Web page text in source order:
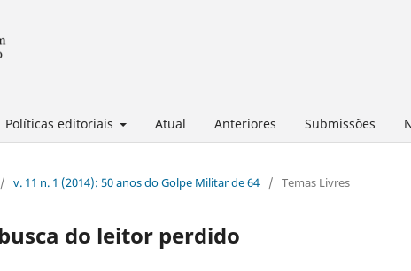
Políticas editoriais Atual Anteriores Submissões
/ v. 11 n. 1 (2014): 50 anos do Golpe Militar de 64 / Temas Livres
do leitor perdido